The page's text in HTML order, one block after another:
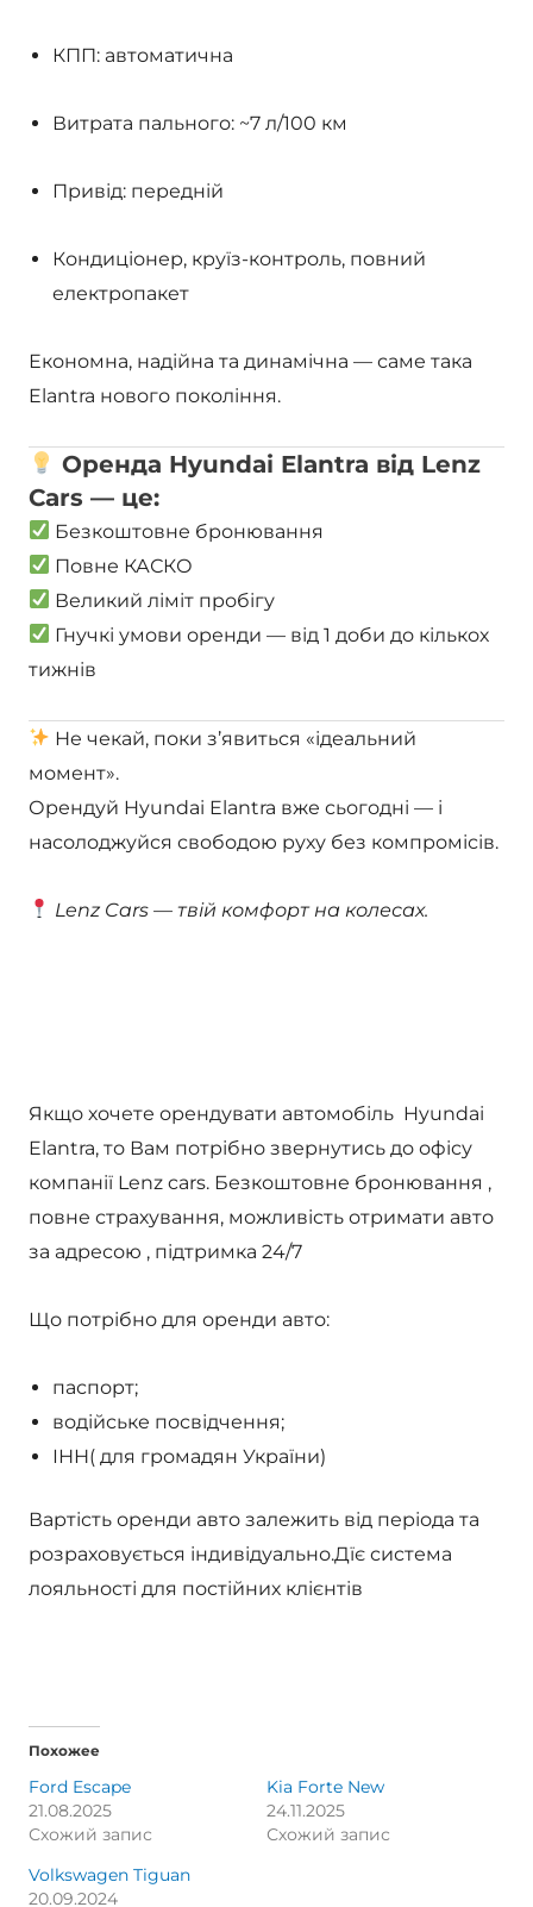
КПП: автоматична
Витрата пального: ~7 л/100 км
Привід: передній
Кондиціонер, круїз-контроль, повний
електропакет
Економна, надійна та динамічна — саме така
Elantra нового покоління.
Оренда Hyundai Elantra від Lenz
Cars — це:
Безкоштовне бронювання
Повне КАСКО
Великий ліміт пробігу
Гнучкі умови оренди — від 1 доби до кількох
тижнів
Не чекай, поки з’явиться «ідеальний
момент».
Орендуй Hyundai Elantra вже сьогодні — і
насолоджуйся свободою руху без компромісів.
Lenz Cars — твій комфорт на колесах.
Якщо хочете орендувати автомобіль Hyundai
Elantra, то Вам потрібно звернутись до офісу
компанії Lenz cars. Безкоштовне бронювання ,
повне страхування, можливість отримати авто
за адресою , підтримка 24/7
Що потрібно для оренди авто:
паспорт;
водійське посвідчення;
ІНН( для громадян України)
Вартість оренди авто залежить від періода та
розраховується індивідуально.Дїє система
лояльності для постійних клієнтів
Похожее
Ford Escape
21.08.2025
Схожий запис
Kia Forte New
24.11.2025
Схожий запис
Volkswagen Tiguan
20.09.2024